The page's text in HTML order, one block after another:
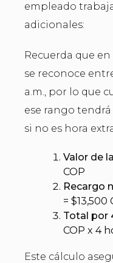
empleado
adicionales:
Recuerda que
se reconoce
a.m., por lo que
ese rango
si no es hora
Valor de
COP
Recargo
= $13,500
Total por
COP x 4
Este cálculo